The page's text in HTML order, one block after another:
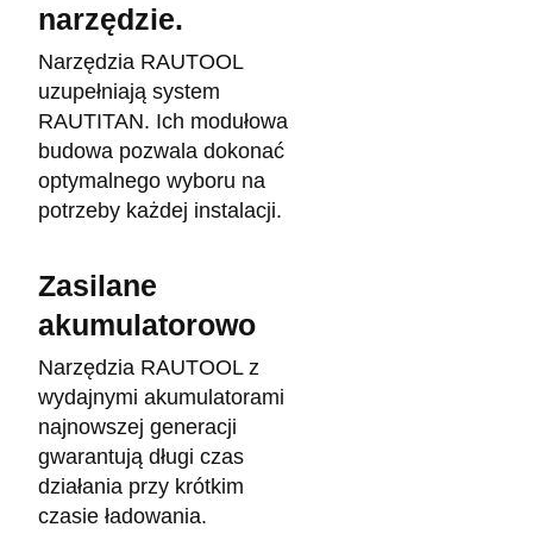
narzędzie.
Narzędzia RAUTOOL
uzupełniają system
RAUTITAN. Ich modułowa
budowa pozwala dokonać
optymalnego wyboru na
potrzeby każdej instalacji.
Zasilane
akumulatorowo
Narzędzia RAUTOOL z
wydajnymi akumulatorami
najnowszej generacji
gwarantują długi czas
działania przy krótkim
czasie ładowania.